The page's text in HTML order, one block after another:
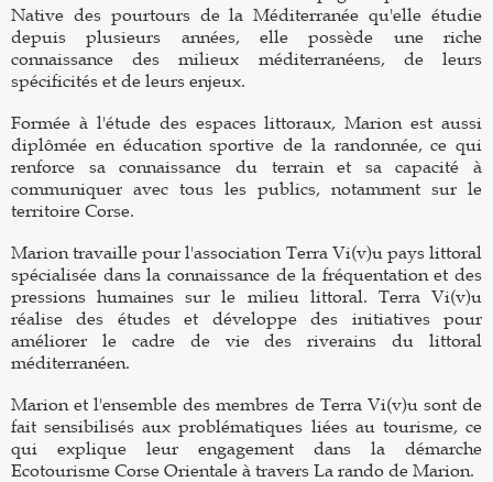
Native des pourtours de la Méditerranée qu'elle étudie
depuis plusieurs années, elle possède une riche
connaissance des milieux méditerranéens, de leurs
spécificités et de leurs enjeux.
Formée à l'étude des espaces littoraux, Marion est aussi
diplômée en éducation sportive de la randonnée, ce qui
renforce sa connaissance du terrain et sa capacité à
communiquer avec tous les publics, notamment sur le
territoire Corse.
Marion travaille pour l'association Terra Vi(v)u pays littoral
spécialisée dans la connaissance de la fréquentation et des
pressions humaines sur le milieu littoral. Terra Vi(v)u
réalise des études et développe des initiatives pour
améliorer le cadre de vie des riverains du littoral
méditerranéen.
Marion et l'ensemble des membres de Terra Vi(v)u sont de
fait sensibilisés aux problématiques liées au tourisme, ce
qui explique leur engagement dans la démarche
Ecotourisme Corse Orientale à travers La rando de Marion.